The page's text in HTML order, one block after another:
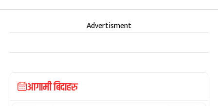
Advertisment
आगामी बिदाहरु